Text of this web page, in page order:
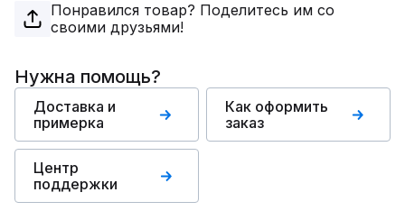
Понравился товар? Поделитесь им со
своими друзьями!
Нужна помощь?
Доставка и
примерка
Как оформить
заказ
Центр
поддержки